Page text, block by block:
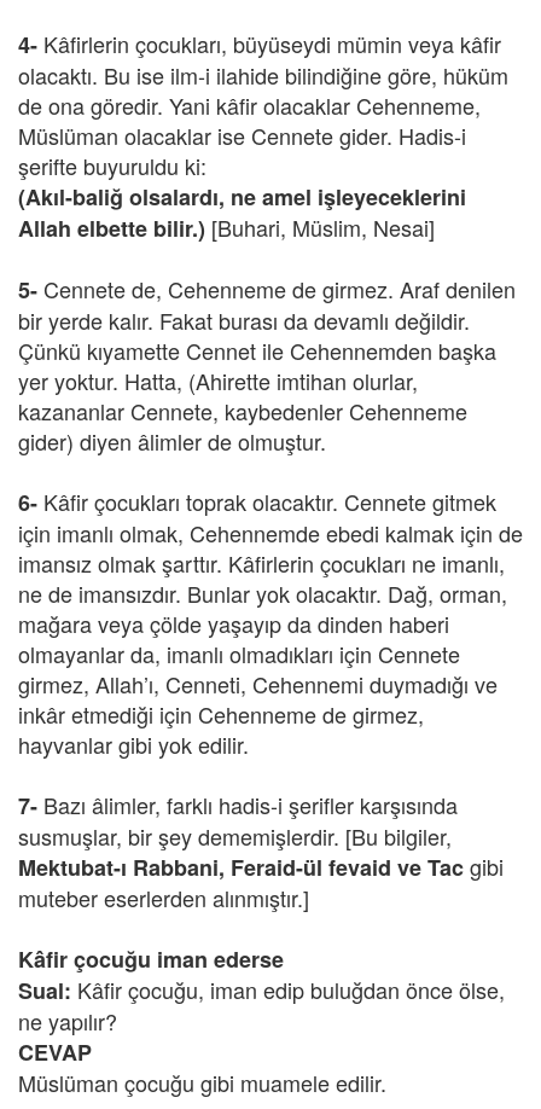
4- Kâfirlerin çocukları, büyüseydi mümin veya kâfir
olacaktı. Bu ise ilm-i ilahide bilindiğine göre, hüküm
de ona göredir. Yani kâfir olacaklar Cehenneme,
Müslüman olacaklar ise Cennete gider. Hadis-i
şerifte buyuruldu ki:
(Akıl-baliğ olsalardı, ne amel işleyeceklerini
Allah elbette bilir.) [Buhari, Müslim, Nesai]
5- Cennete de, Cehenneme de girmez. Araf denilen
bir yerde kalır. Fakat burası da devamlı değildir.
Çünkü kıyamette Cennet ile Cehennemden başka
yer yoktur. Hatta, (Ahirette imtihan olurlar,
kazananlar Cennete, kaybedenler Cehenneme
gider) diyen âlimler de olmuştur.
6- Kâfir çocukları toprak olacaktır. Cennete gitmek
için imanlı olmak, Cehennemde ebedi kalmak için de
imansız olmak şarttır. Kâfirlerin çocukları ne imanlı,
ne de imansızdır. Bunlar yok olacaktır. Dağ, orman,
mağara veya çölde yaşayıp da dinden haberi
olmayanlar da, imanlı olmadıkları için Cennete
girmez, Allah’ı, Cenneti, Cehennemi duymadığı ve
inkâr etmediği için Cehenneme de girmez,
hayvanlar gibi yok edilir.
7- Bazı âlimler, farklı hadis-i şerifler karşısında
susmuşlar, bir şey dememişlerdir. [Bu bilgiler,
Mektubat-ı Rabbani, Feraid-ül fevaid ve Tacgibi
muteber eserlerden alınmıştır.]
Kâfir çocuğu iman ederse
Sual: Kâfir çocuğu, iman edip buluğdan önce ölse,
ne yapılır?
CEVAP
Müslüman çocuğu gibi muamele edilir.